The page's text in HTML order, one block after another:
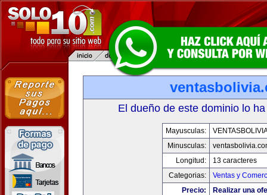
El dueño de este dominio lo
Mayusculas:
Minusculas:
Longitud:
13 caracteres
Categorias:
Ventas y
Precio:
Realizar una